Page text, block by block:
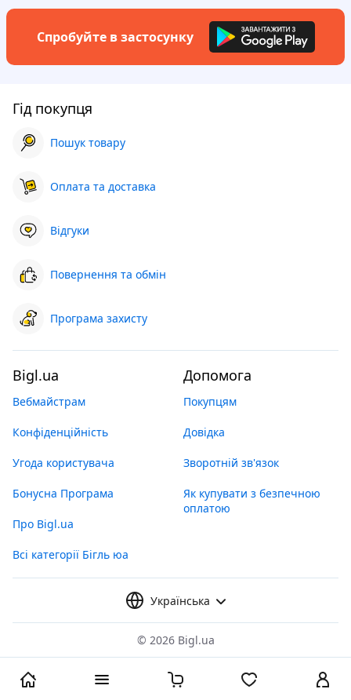
Спробуйте в застосунку
Гід покупця
Пошук товару
Оплата та доставка
Відгуки
Повернення та обмін
Програма захисту
Bigl.ua
Вебмайстрам
Конфіденційність
Угода користувача
Бонусна Програма
Про Bigl.ua
Всі категорії Бігль юа
Допомога
Покупцям
Довідка
Зворотній зв'язок
Як купувати з безпечною
оплатою
Українська
© 2026 Bigl.ua